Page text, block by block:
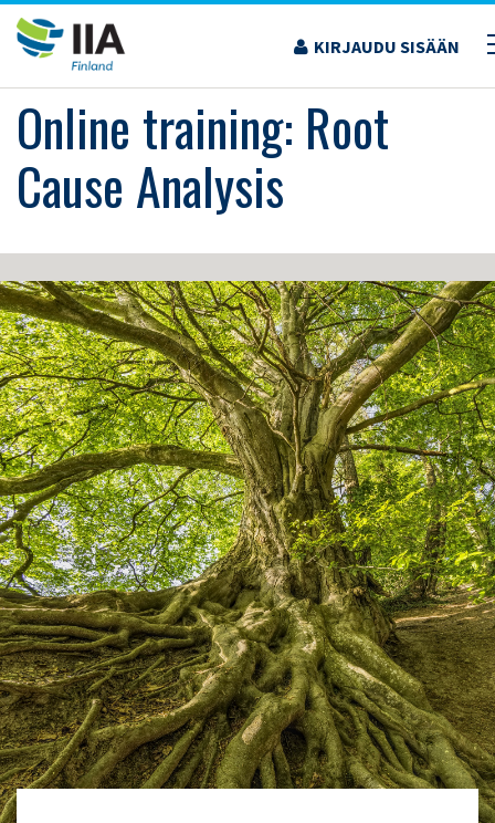
Siirry
sisältöön
KIRJAUDU SISÄÄN
›KOULUTUS JA TAPAHTUMAT ONLINE TRAINING: ROOT CAUSE ANALYSIS
Online training: Root
Cause Analysis